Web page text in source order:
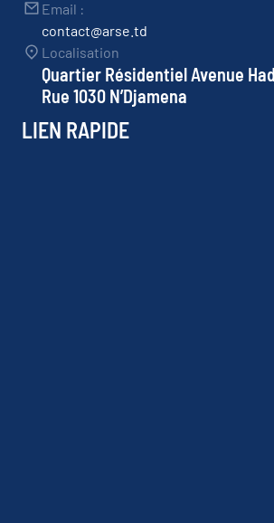
Email :
contact@arse.td
Localisation
Quartier Résidentiel Avenue
Rue 1030 N’Djamena
LIEN RAPIDE